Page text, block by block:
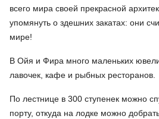
всего мира своей прекрасной
упомянуть о здешних закатах: они
мире!
В Ойя и Фира много маленьких
лавочек, кафе и рыбных ресторанов.
По лестнице в 300 ступенек можно
порту, откуда на лодке можно